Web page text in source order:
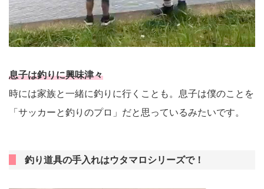
息子は釣りに興味津々
時には家族と一緒に釣りに行くことも。息子は僕のことを
「サッカーと釣りのプロ」だと思っているみたいです。
釣り道具の手入れはウタマロシリーズで！